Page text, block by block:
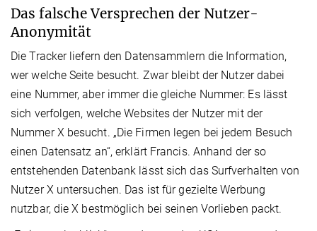
Das falsche Versprechen der Nutzer-
Anonymität
Die Tracker liefern den Datensammlern die Information,
wer welche Seite besucht. Zwar bleibt der Nutzer dabei
eine Nummer, aber immer die gleiche Nummer: Es lässt
sich verfolgen, welche Websites der Nutzer mit der
Nummer X besucht. „Die Firmen legen bei jedem Besuch
einen Datensatz an“, erklärt Francis. Anhand der so
entstehenden Datenbank lässt sich das Surfverhalten von
Nutzer X untersuchen. Das ist für gezielte Werbung
nutzbar, die X bestmöglich bei seinen Vorlieben packt.